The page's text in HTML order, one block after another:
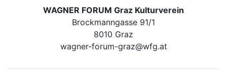
WAGNER FORUM Graz Kulturverein
Brockmanngasse 91/1
8010 Graz
wagner-forum-graz@wfg.at